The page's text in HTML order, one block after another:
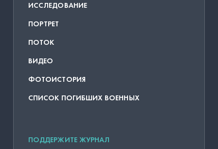
ИССЛЕДОВАНИЕ
ПОРТРЕТ
ПОТОК
ВИДЕО
ФОТОИСТОРИЯ
СПИСОК ПОГИБШИХ ВОЕННЫХ
ПОДДЕРЖИТЕ ЖУРНАЛ